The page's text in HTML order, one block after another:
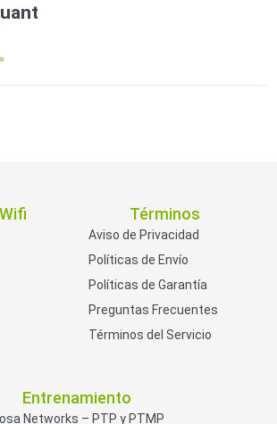
Términos
Aviso de Privacidad
Políticas de Envío
Políticas de Garantía
Preguntas Frecuentes
Términos del Servicio
Entrenamiento
Networks – PTP y PTMP